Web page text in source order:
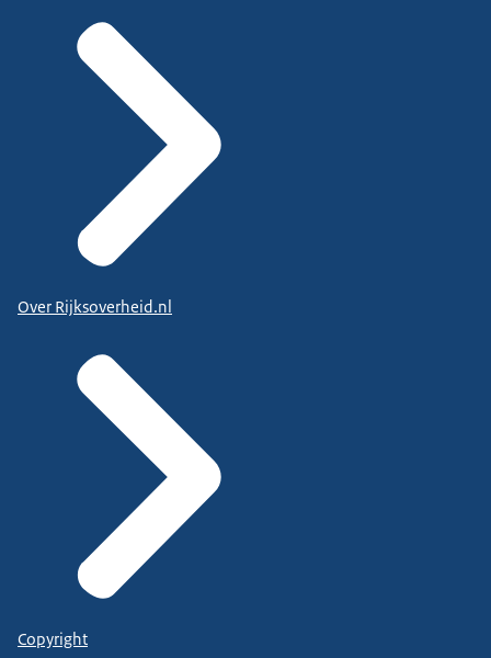
Over Rijksoverheid.nl
Copyright